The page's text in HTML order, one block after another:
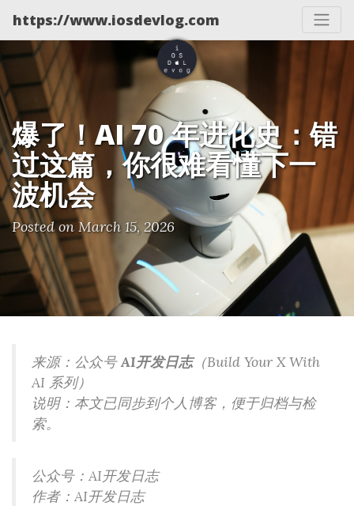
https://www.iosdevlog.com
爆了！AI 70 年进化史：错
过这篇，你很难看懂下一
波机会
Posted on March 15, 2026
来源：公众号AI开发日志（Build Your X With
AI 系列）
说明：本文已同步到个人博客，便于归档与检
索。
公众号：AI开发日志
作者：AI开发日志